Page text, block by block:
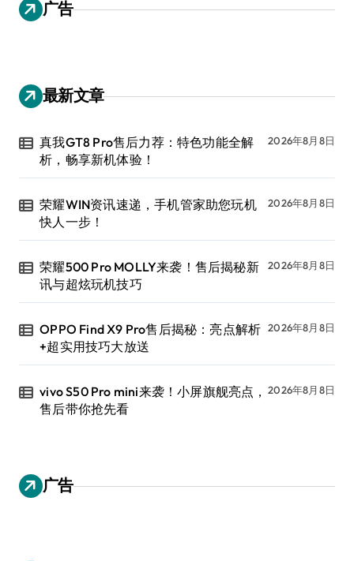
广告
最新文章
真我GT8 Pro售后力荐：特色功能全解
析，畅享新机体验！
2026年8月8日
荣耀WIN资讯速递，手机管家助您玩机
快人一步！
2026年8月8日
荣耀500 Pro MOLLY来袭！售后揭秘新
讯与超炫玩机技巧
2026年8月8日
OPPO Find X9 Pro售后揭秘：亮点解析
+超实用技巧大放送
2026年8月8日
vivo S50 Pro mini来袭！小屏旗舰亮点，
售后带你抢先看
2026年8月8日
广告